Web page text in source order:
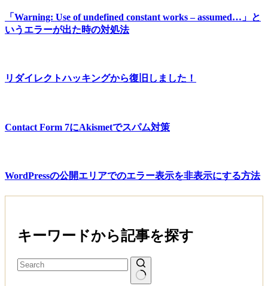
「Warning: Use of undefined constant works – assumed…」と
いうエラーが出た時の対処法
リダイレクトハッキングから復旧しました！
Contact Form 7にAkismetでスパム対策
WordPressの公開エリアでのエラー表示を非表示にする方法
キーワードから記事を探す